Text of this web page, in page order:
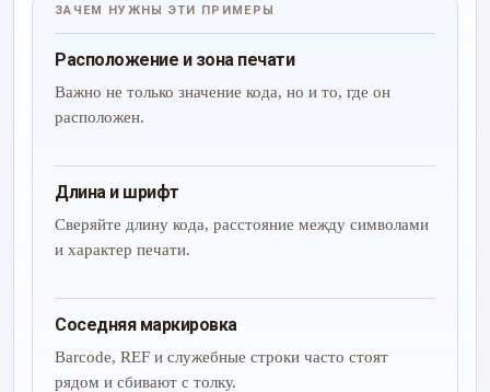
ЗАЧЕМ НУЖНЫ ЭТИ ПРИМЕРЫ
Расположение и зона печати
Важно не только значение кода, но и то, где он
расположен.
Длина и шрифт
Сверяйте длину кода, расстояние между символами
и характер печати.
Соседняя маркировка
Barcode, REF и служебные строки часто стоят
рядом и сбивают с толку.